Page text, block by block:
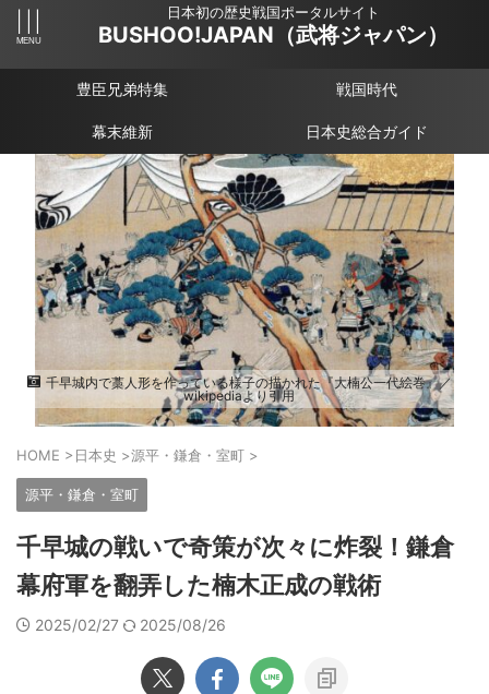
日本初の歴史戦国ポータルサイト
BUSHOO!JAPAN（武将ジャパン）
豊臣兄弟特集 戦国時代
幕末維新 日本史総合ガイド
千早城内で藁人形を作っている様子の描かれた『大楠公一代絵巻』／
wikipediaより引用
HOME >日本史 >源平・鎌倉・室町 >
源平・鎌倉・室町
千早城の戦いで奇策が次々に炸裂！鎌倉
幕府軍を翻弄した楠木正成の戦術
2025/02/27 2025/08/26